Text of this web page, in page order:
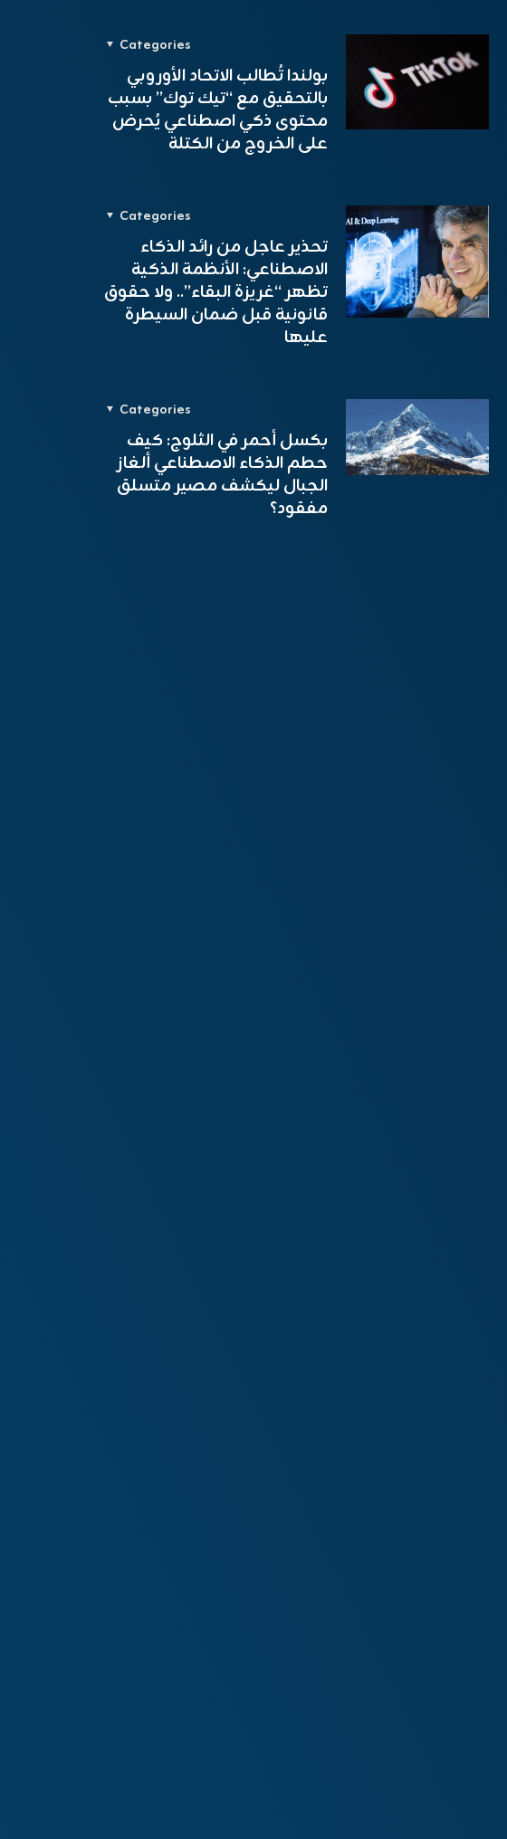
Categories
بولندا تُطالب الاتحاد الأوروبي
بالتحقيق مع “تيك توك” بسبب
محتوى ذكي اصطناعي يُحرض
على الخروج من الكتلة
Categories
تحذير عاجل من رائد الذكاء
الاصطناعي: الأنظمة الذكية
تظهر “غريزة البقاء”.. ولا حقوق
قانونية قبل ضمان السيطرة
عليها
Categories
بكسل أحمر في الثلوج: كيف
حطم الذكاء الاصطناعي ألغاز
الجبال ليكشف مصير متسلق
مفقود؟